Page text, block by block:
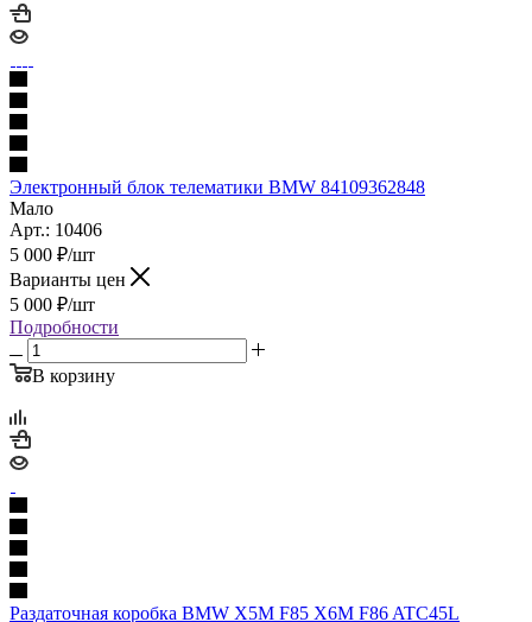
Электронный блок телематики BMW 84109362848
Мало
Арт.: 10406
5 000 ₽/шт
Варианты цен
5 000 ₽/шт
Подробности
В корзину
Раздаточная коробка BMW X5M F85 X6M F86 ATC45L